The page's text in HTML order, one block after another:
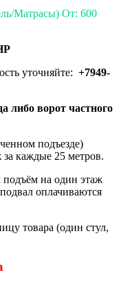
Матрасы) От: 600
уточняйте: +7949-
либо ворот частного
подъезде)
за каждые 25 метров.
подъём на один этаж
оплачиваются
товара (один стул,